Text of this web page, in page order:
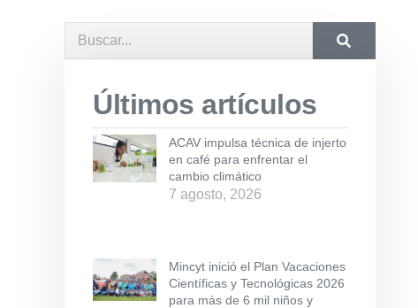
Últimos artículos
ACAV impulsa técnica de injerto
en café para enfrentar el
cambio climático
7 agosto, 2026
Mincyt inició el Plan Vacaciones
Científicas y Tecnológicas 2026
para más de 6 mil niños y